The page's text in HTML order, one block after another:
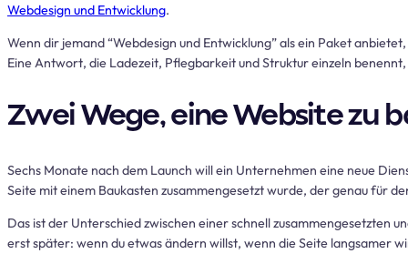
Webdesign und Entwicklung.
Wenn dir jemand “Webdesign und Entwicklung” als ein Paket
Eine Antwort, die Ladezeit, Pflegbarkeit und Struktur einzeln
Zwei Wege, eine Website zu
Sechs Monate nach dem Launch will ein Unternehmen eine neue
Seite mit einem Baukasten zusammengesetzt wurde, der genau für
Das ist der Unterschied zwischen einer schnell zusammengesetzten
erst später: wenn du etwas ändern willst, wenn die Seite langsamer